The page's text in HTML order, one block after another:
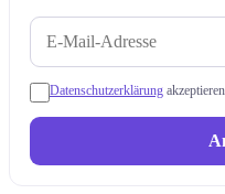
Datenschutzerklärung